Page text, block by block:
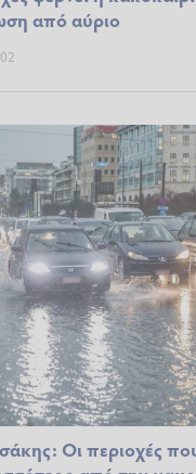
από αύριο
Οι περιοχές